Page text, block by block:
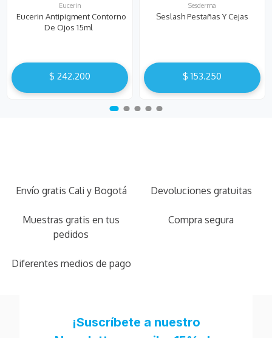
Eucerin
Eucerin Antipigment Contorno
De Ojos 15ml
$ 242.200
Sesderma
Seslash Pestañas Y Cejas
$ 153.250
Envío gratis Cali y Bogotá Devoluciones gratuitas
Muestras gratis en tus
pedidos
Compra segura
Diferentes medios de pago